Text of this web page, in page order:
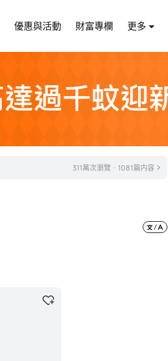
優惠與活動 財富專欄 更多
311萬次瀏覽 · 1081篇内容